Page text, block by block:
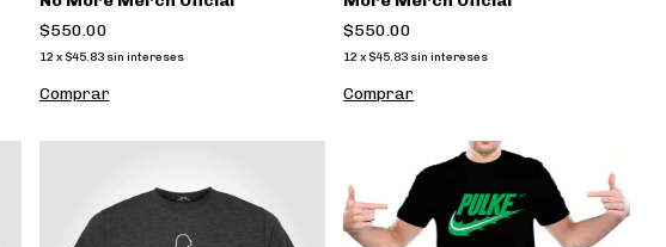
$550.00
12 x $45.83 sin intereses
Comprar
$550.00
12 x $45.83 sin intereses
Comprar